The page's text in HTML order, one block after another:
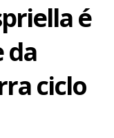
é
da
ciclo